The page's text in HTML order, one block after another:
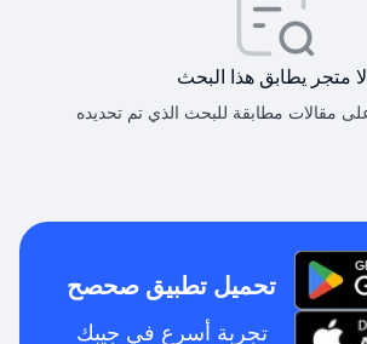
لا متجر يطابق هذا البحث
تحميل تطبيق صحصح
تجربة أسرع في جيبك